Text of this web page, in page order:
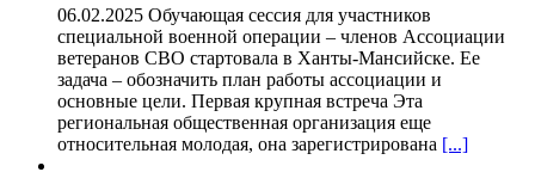
06.02.2025 Обучающая сессия для участников
специальной военной операции – членов Ассоциации
ветеранов СВО стартовала в Ханты-Мансийске. Ее
задача – обозначить план работы ассоциации и
основные цели. Первая крупная встреча Эта
региональная общественная организация еще
относительная молодая, она зарегистрирована [...]